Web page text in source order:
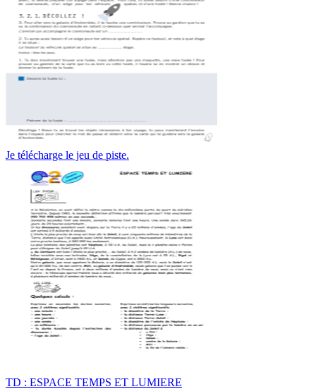
Je télécharge le jeu de piste.
TD : ESPACE TEMPS ET LUMIERE